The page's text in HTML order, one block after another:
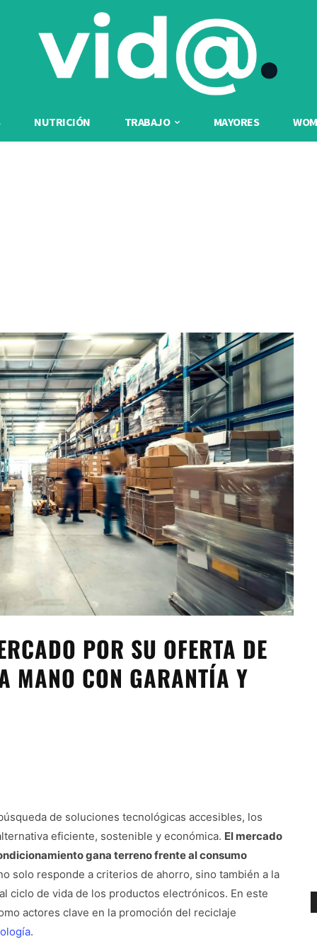
NUTRICIÓN TRABAJO MAYORES
POR SU OFERTA DE
MANO CON GARANTÍA Y
de soluciones tecnológicas accesibles, los
eficiente, sostenible y económica. El mercado
gana terreno frente al consumo
solo responde a criterios de ahorro, sino también a la
ciclo de vida de los productos electrónicos. En este
actores clave en la promoción del reciclaje
.